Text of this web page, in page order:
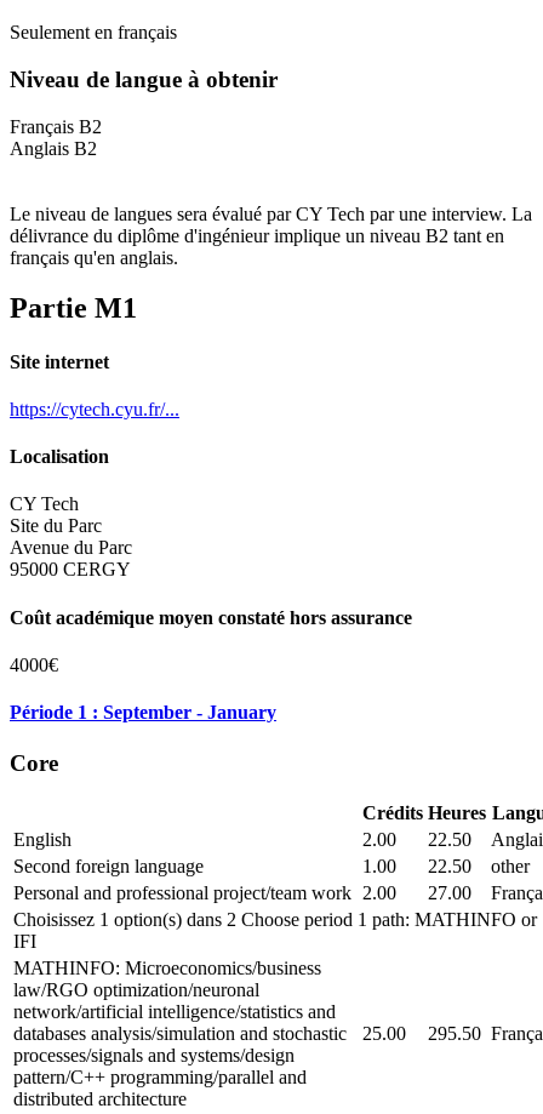
Seulement en français
Niveau de langue à obtenir
Français B2
Anglais B2
Le niveau de langues sera évalué par CY Tech par une interview. La
délivrance du diplôme d'ingénieur implique un niveau B2 tant en
français qu'en anglais.
Partie M1
Site internet
https://cytech.cyu.fr/...
Localisation
CY Tech
Site du Parc
Avenue du Parc
95000 CERGY
Coût académique moyen constaté hors assurance
4000€
Période 1 : September - January
Core
Crédits Heures
English
2.00 22.50
Second foreign language
1.00 22.50
other
Personal and professional project/team work 2.00 27.00
Choisissez 1 option(s) dans 2 Choose period 1 path: MATHINFO or
IFI
MATHINFO: Microeconomics/business
law/RGO optimization/neuronal
network/artificial intelligence/statistics and
databases analysis/simulation and stochastic
processes/signals and systems/design
pattern/C++ programming/parallel and
distributed architecture
25.00 295.50